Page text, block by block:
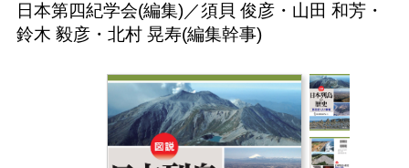
日本第四紀学会(編集)／須貝 俊彦・ 山田 和芳・
鈴木 毅彦・ 北村 晃寿(編集幹事)